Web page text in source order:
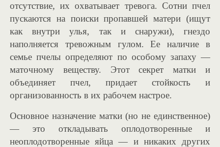
отсутствие, их охватывает тревога. Сотни пчел
пускаются на поиски пропавшей матери (ищут
как внутри улья, так и снаружи), гнездо
наполняется тревожным гулом. Ее наличие в
семье пчелы определяют по особому запаху —
маточному веществу. Этот секрет матки и
объединяет пчел, придает стойкость и
организованность в их рабочем настрое.
Основное назначение матки (но не единственное)
— это откладывать оплодотворенные и
неоплодотворенные яйца — и никаких других